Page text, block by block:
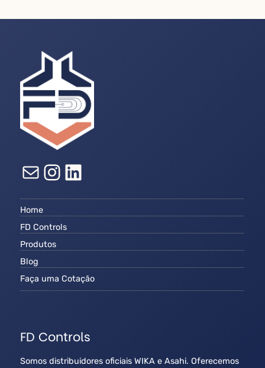
E-mail InstagramLinkedIn
Home
FD Controls
Produtos
Blog
Faça uma Cotação
FD Controls
Somos distribuidores oficiais WIKA e Asahi. Oferecemos